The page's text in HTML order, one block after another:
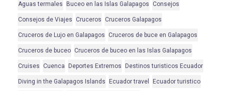
Aguas termales Buceo en las Islas Galapagos Consejos
Consejos de Viajes Cruceros Cruceros Galapagos
Cruceros de Lujo en Galapagos Cruceros de buce en Galapagos
Cruceros de buceo Cruceros de buceo en las Islas Galapagos
Cruises Cuenca Deportes Extremos Destinos turisticos Ecuador
Diving in the Galapagos Islands Ecuador travel Ecuador turistico